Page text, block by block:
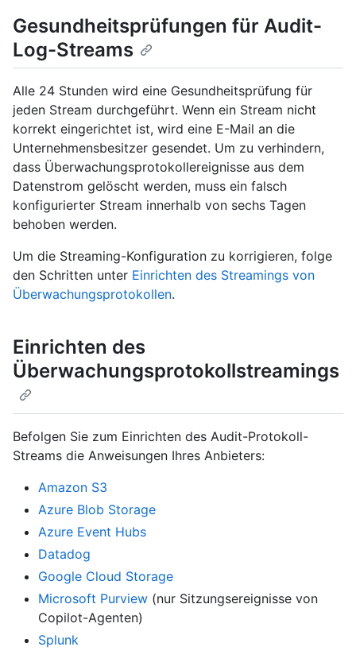
Gesundheitsprüfungen für Audit-
Log-Streams
Alle 24 Stunden wird eine Gesundheitsprüfung für
jeden Stream durchgeführt. Wenn ein Stream nicht
korrekt eingerichtet ist, wird eine E-Mail an die
Unternehmensbesitzer gesendet. Um zu verhindern,
dass Überwachungsprotokollereignisse aus dem
Datenstrom gelöscht werden, muss ein falsch
konfigurierter Stream innerhalb von sechs Tagen
behoben werden.
Um die Streaming-Konfiguration zu korrigieren, folge
den Schritten unter Einrichten des Streamings von
Überwachungsprotokollen.
Einrichten des
Überwachungsprotokollstreamings
Befolgen Sie zum Einrichten des Audit-Protokoll-
Streams die Anweisungen Ihres Anbieters:
Amazon S3
Azure Blob Storage
Azure Event Hubs
Datadog
Google Cloud Storage
Microsoft Purview (nur Sitzungsereignisse von
Copilot-Agenten)
Splunk